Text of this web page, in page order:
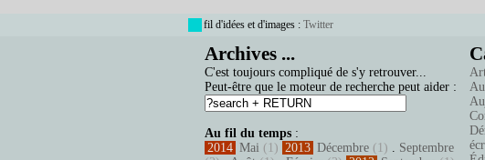
fil d'idées et d'images : Twitter
Archives ...
C'est toujours compliqué de s'y retrouver...
Peut-être que le moteur de recherche peut aider :
Au fil du temps :
2014 Mai (1) 2013 Décembre (1) . Septembre